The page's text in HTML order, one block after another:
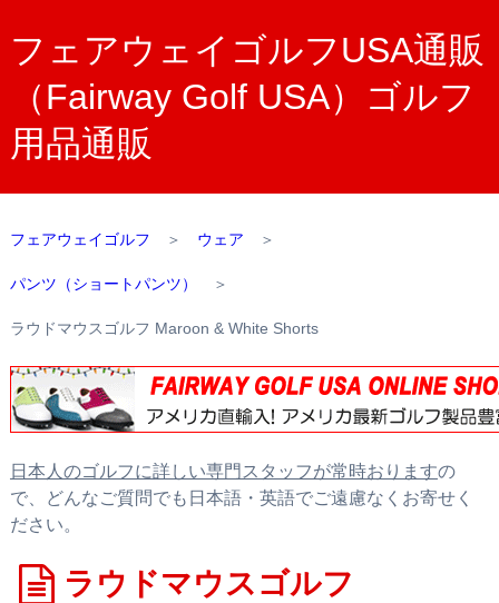
フェアウェイゴルフUSA通販
（Fairway Golf USA）ゴルフ
用品通販
フェアウェイゴルフ ＞ ウェア ＞
パンツ（ショートパンツ） ＞
ラウドマウスゴルフ Maroon & White Shorts
日本人のゴルフに詳しい専門スタッフが常時おりますの
で、どんなご質問でも日本語・英語でご遠慮なくお寄せく
ださい。
ラウドマウスゴルフ